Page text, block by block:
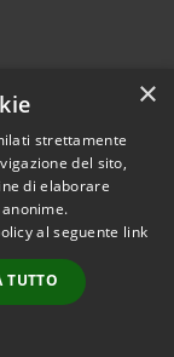
2026 • Comune di
• Powered by
•
Accesso
redazione
×
strettamente
del sito,
di elaborare
al seguente link
TUTTO